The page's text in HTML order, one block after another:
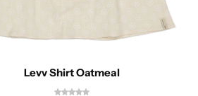
Levv Shirt Oatmeal